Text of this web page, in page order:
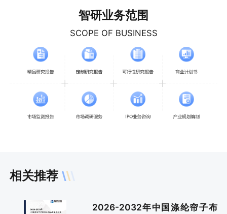
智研业务范围
SCOPE OF BUSINESS
相关推荐
2026-2032年中国涤纶帘子布